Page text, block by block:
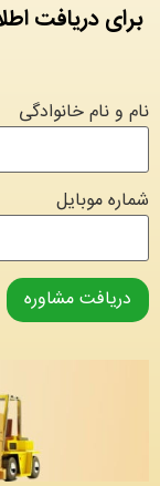
برای دریافت
نام و نام خانوادگی
شماره موبایل